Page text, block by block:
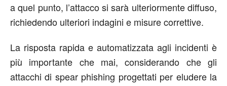
a quel punto, l’attacco si sarà ulteriormente diffuso,
richiedendo ulteriori indagini e misure correttive.
La risposta rapida e automatizzata agli incidenti è
più importante che mai, considerando che gli
attacchi di spear phishing progettati per eludere la